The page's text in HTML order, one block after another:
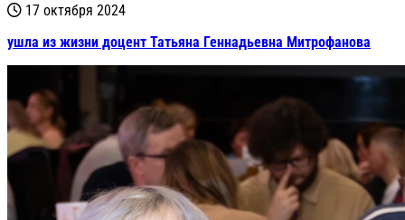
17 октября 2024
ушла из жизни доцент Татьяна Геннадьевна Митрофанова